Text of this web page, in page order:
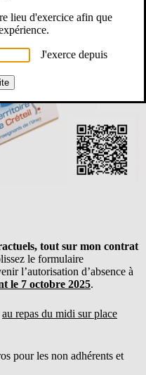
tout sur mon contrat
le formulaire
l’autorisation d’absence à
le 7 octobre 2025.
au repas du midi sur place
pour les non adhérents et
lieu d'exercice afin que
J'exerce depuis